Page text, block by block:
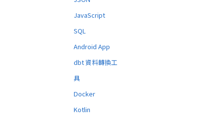
JavaScript
SQL
Android App
dbt 資料轉換工
具
Docker
Kotlin